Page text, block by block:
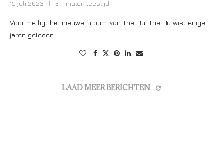
15 juli 2023 3 minuten leestijd
Voor me ligt het nieuwe ‘album’ van The Hu. The Hu wist enige
jaren geleden …
LAAD MEER BERICHTEN